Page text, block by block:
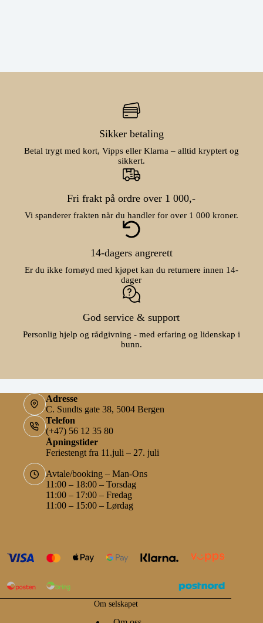
Sikker betaling
Betal trygt med kort, Vipps eller Klarna – alltid kryptert og
sikkert.
Fri frakt på ordre over 1 000,-
Vi spanderer frakten når du handler for over 1 000 kroner.
14-dagers angrerett
Er du ikke fornøyd med kjøpet kan du returnere innen 14-
dager
God service & support
Personlig hjelp og rådgivning - med erfaring og lidenskap i
bunn.
Adresse
C. Sundts gate 38, 5004 Bergen
Telefon
(+47) 56 12 35 80
Åpningstider
Feriestengt fra 11.juli – 27. juli
Avtale/booking – Man-Ons
11:00 – 18:00 – Torsdag
11:00 – 17:00 – Fredag
11:00 – 15:00 – Lørdag
Om selskapet